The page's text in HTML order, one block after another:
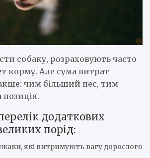
собаку, розраховують часто
корму. Але сума витрат
чим більший пес, тим
додаткових
порід:
які витримують вагу дорослого